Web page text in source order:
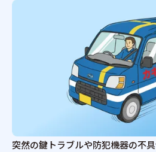
突然の鍵トラブルや防犯機器の不